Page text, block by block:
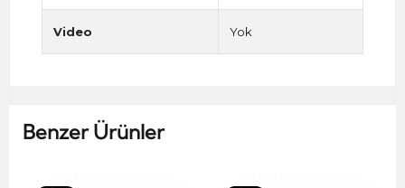
Video Yok
Benzer Ürünler